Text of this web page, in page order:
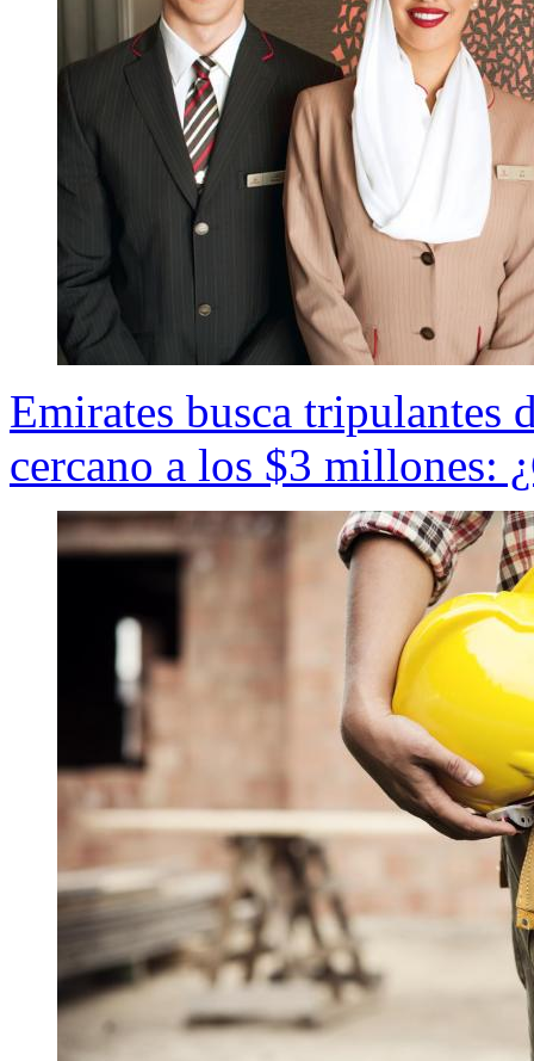
Emirates busca tripulantes
cercano a los $3 millones: